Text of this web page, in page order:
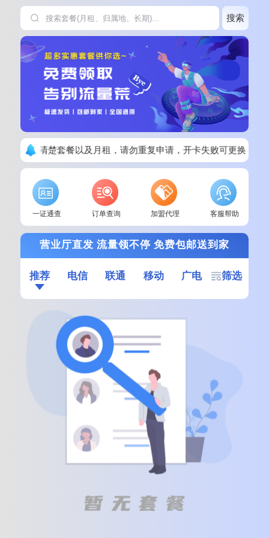
搜索
下单请看清楚套餐以及月租，请勿重复申请，开卡失败可更换其他
一证通查 订单查询 加盟代理 客服帮助
营业厅直发 流量领不停 免费包邮送到家
推荐 电信 联通 移动 广电 筛选